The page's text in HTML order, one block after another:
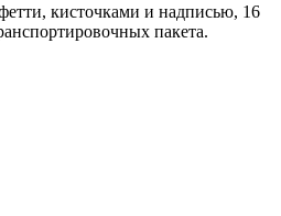
кисточками и надписью, 16
пакета.